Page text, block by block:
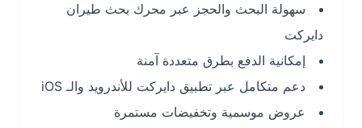
سهولة البحث والحجز عبر محرك بحث طيران
دايركت
إمكانية الدفع بطرق متعددة آمنة
دعم متكامل عبر تطبيق دايركت للأندرويد والـ iOS
عروض موسمية وتخفيضات مستمرة